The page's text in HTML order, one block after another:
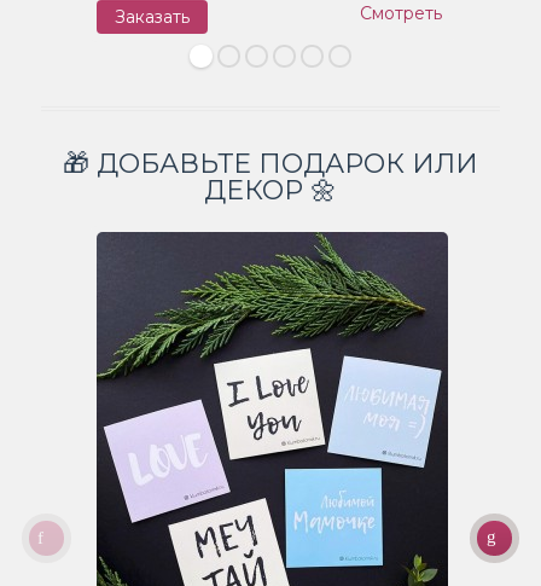
Заказать Смотреть
🎁 ДОБАВЬТЕ ПОДАРОК ИЛИ
ДЕКОР 🌼